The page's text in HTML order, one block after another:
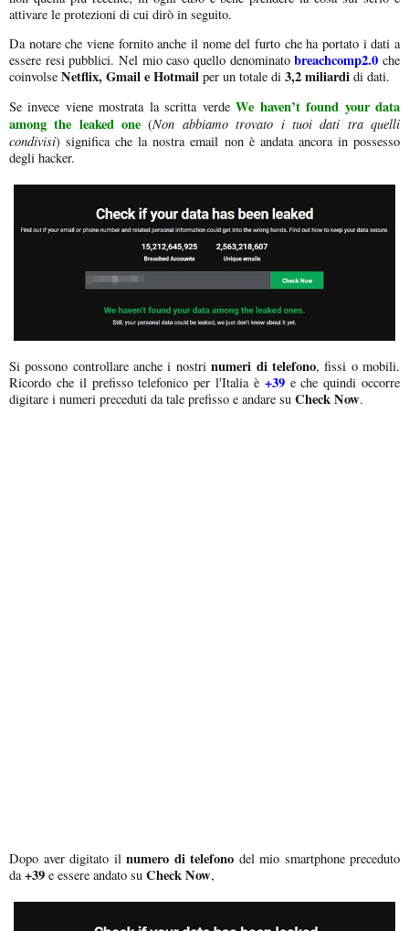
attivare le protezioni di cui dirò in seguito.
Da notare che viene fornito anche il nome del furto che ha portato i dati a
essere resi pubblici. Nel mio caso quello denominato breachcomp2.0 che
coinvolse Netflix, Gmail e Hotmail per un totale di 3,2 miliardi di dati.
Se invece viene mostrata la scritta verdeWe haven’t found your data
among the leaked one (Non abbiamo trovato i tuoi dati tra quelli
condivisi) significa che la nostra email non è andata ancora in possesso
degli hacker.
Si possono controllare anche i nostrinumeri di telefono, fissi o mobili.
Ricordo che il prefisso telefonico per l'Italia è +39e che quindi occorre
digitare i numeri preceduti da tale prefisso e andare su Check Now.
Dopo aver digitato ilnumero di telefono del mio smartphone preceduto
da+39 e essere andato su Check Now,